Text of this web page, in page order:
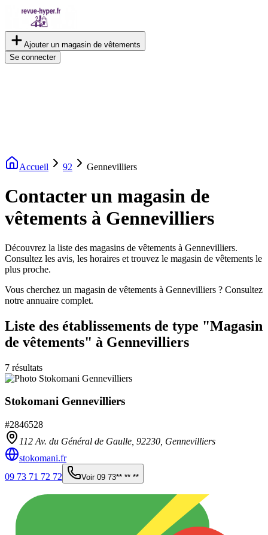
Ajouter un magasin de vêtements
Se connecter
Accueil 92 Gennevilliers
Contacter un magasin de
vêtements à Gennevilliers
Découvrez la liste des magasins de vêtements à Gennevilliers.
Consultez les avis, les horaires et trouvez le magasin de vêtements le
plus proche.
Vous cherchez un magasin de vêtements à Gennevilliers ? Consultez
notre annuaire complet.
Liste des établissements de type "Magasin
de vêtements" à Gennevilliers
7 résultats
Stokomani Gennevilliers
#2846528
112 Av. du Général de Gaulle, 92230 Gennevilliers
stokomani.fr
09 73 71 72 72
Voir 09 73** ** **